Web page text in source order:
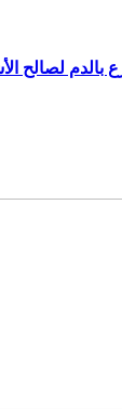
بالدم لصالح